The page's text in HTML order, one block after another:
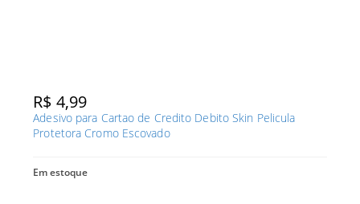
R$ 4,99
Adesivo para Cartao de Credito Debito Skin Pelicula
Protetora Cromo Escovado
Em estoque